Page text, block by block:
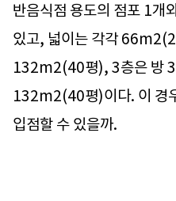
반음식점 용도의 점포 1개
있고, 넓이는 각각
132m2(40평), 3층은 방 3
132m2(40평)이다. 이 경
입점할 수 있을까.